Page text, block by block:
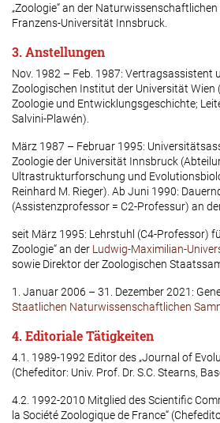
„Zoologie“ an der
Franzens-Universität Innsbruck.
3. Anstellungen
Nov. 1982 – Feb. 1987: Vertragsassistent
Zoologischen Institut der Universität Wien
Zoologie und Entwicklungsgeschichte;
Salvini-Plawén).
März 1987 – Februar 1995:
Zoologie der Universität Innsbruck
Ultrastrukturforschung und
Reinhard M. Rieger). Ab Juni 1990:
(Assistenzprofessor = C2-Professur) an
seit März 1995: Lehrstuhl (C4-Professor)
Zoologie“ an der Ludwig-Maximilian-
sowie Direktor der Zoologischen
1. Januar 2006 – 31. Dezember 2021:
Staatlichen Naturwissenschaftlichen
4. Editoriale Tätigkeiten
4.1. 1989-1992 Editor des „Journal of
(Chefeditor: Univ. Prof. Dr. S.C. Stearns,
4.2. 1992-2010 Mitglied des Scientific
la Société Zoologique de France“